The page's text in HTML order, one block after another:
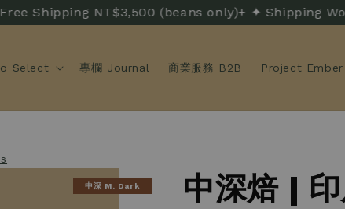
NT$3,500 (beans only)+ ✦ Shipping
Select 專欄 Journal 商業服務 B2B Project Ember
中深 M. Dark
中深焙 |